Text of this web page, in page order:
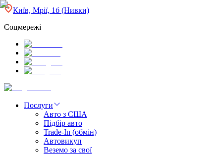
Київ, Мрії, 1б (Нивки)
Соцмережі
Послуги
Авто з США
Підбір авто
Trade-In (обмін)
Автовикуп
Веземо за свої